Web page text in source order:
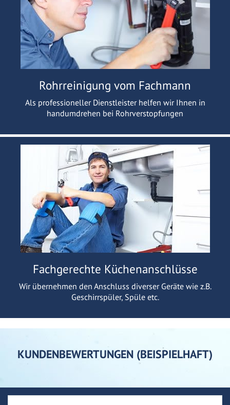
Rohrreinigung vom Fachmann
Als professioneller Dienstleister helfen wir Ihnen in
handumdrehen bei Rohrverstopfungen
Fachgerechte Küchenanschlüsse
Wir übernehmen den Anschluss diverser Geräte wie z.B.
Geschirrspüler, Spüle etc.
KUNDENBEWERTUNGEN (BEISPIELHAFT)